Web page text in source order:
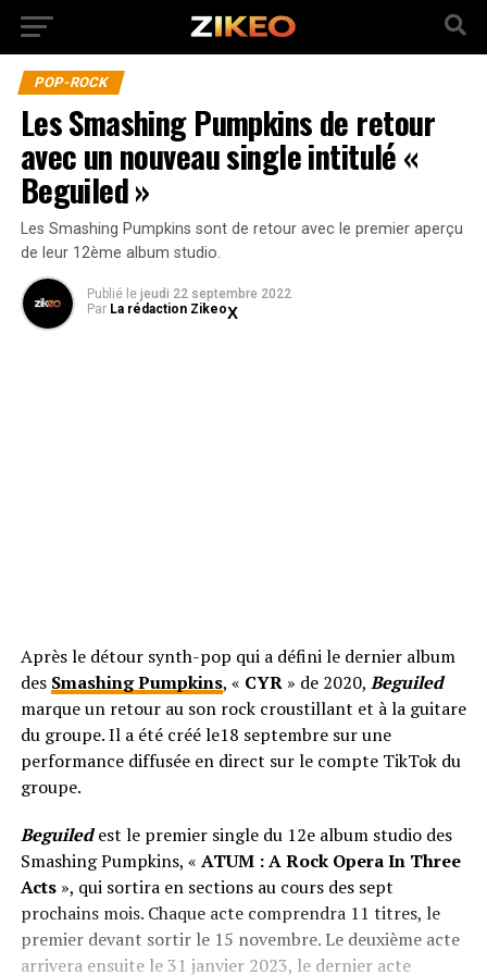
POP-ROCK
Les Smashing Pumpkins de retour
avec un nouveau single intitulé «
Beguiled »
Les Smashing Pumpkins sont de retour avec le premier aperçu
de leur 12ème album studio.
Publié le jeudi 22 septembre 2022
Par La rédaction Zikeo
Après le détour synth-pop qui a défini le dernier album
des Smashing Pumpkins, « CYR» de 2020, Beguiled
marque un retour au son rock croustillant et à la guitare
du groupe. Il a été créé le18 septembre sur une
performance diffusée en direct sur le compte TikTok du
groupe.
Beguiledest le premier single du 12e album studio des
Smashing Pumpkins, « ATUM : A Rock Opera In Three
Acts», qui sortira en sections au cours des sept
prochains mois. Chaque acte comprendra 11 titres, le
premier devant sortir le 15 novembre. Le deuxième acte
arrivera ensuite le 31 janvier 2023, le dernier acte